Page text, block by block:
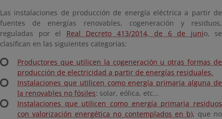
Las instalaciones de producción de energía eléctrica a partir de
fuentes de energías renovables, cogeneración y residuos,
reguladas por el Real Decreto 413/2014, de 6 de junio, se
clasifican en las siguientes categorías:
Productores que utilicen la cogeneración u otras formas de
producción de electricidad a partir de energías residuales.
Instalaciones que utilicen como energía primaria alguna de
la renovables no fósiles: solar, eólica, etc...
Instalaciones que utilicen como energía primaria residuos
con valorización energética no contemplados en b), que no